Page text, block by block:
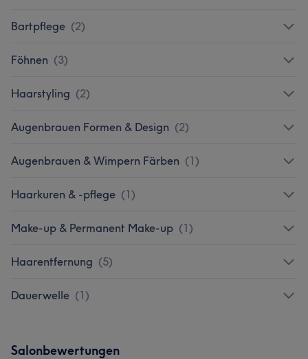
Bartpflege (2)
Föhnen (3)
Haarstyling (2)
Augenbrauen Formen & Design (2)
Augenbrauen & Wimpern Färben (1)
Haarkuren & -pflege (1)
Make-up & Permanent Make-up (1)
Haarentfernung (5)
Dauerwelle (1)
Salonbewertungen